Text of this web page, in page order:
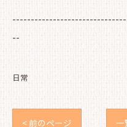
--
日常
< 前のページ 一